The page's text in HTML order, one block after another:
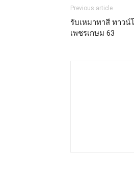
Previous article
รับเหมาทาสี ทาว
เพชรเกษม 63